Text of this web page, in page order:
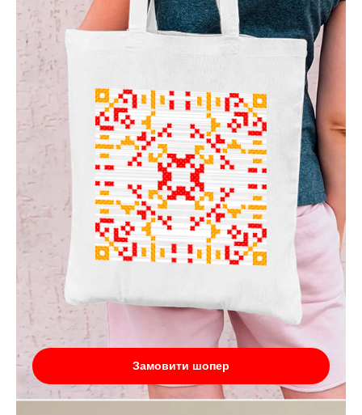
Замовити шопер